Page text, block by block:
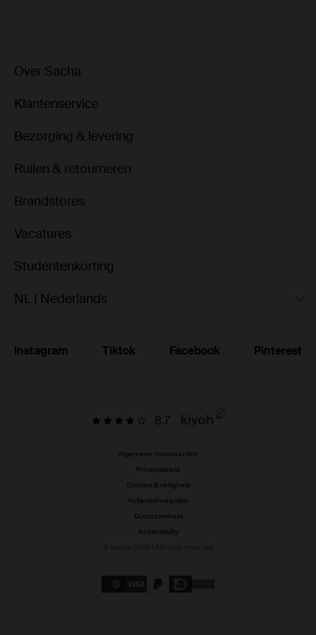
Over Sacha
Klantenservice
Bezorging & levering
Ruilen & retourneren
Brandstores
Vacatures
Studentenkorting
NL | Nederlands
Instagram Tiktok Facebook Pinterest
8.7
Algemene voorwaarden
Privacybeleid
Cookies & veiligheid
Actievoorwaarden
Duurzaamheid
Accessibility